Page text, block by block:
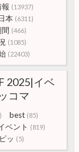
(13937)
本 (6311)
(466)
(1085)
(22403)
2025|イベ
コマ
best (85)
ベント (819)
ピッ (5)